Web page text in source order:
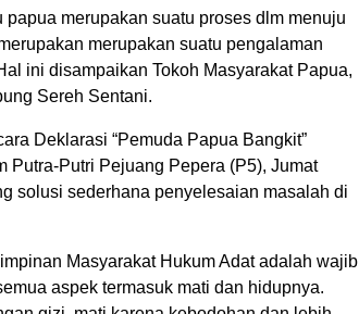
merupakan suatu proses dlm menuju
merupakan suatu pengalaman
ini disampaikan Tokoh Masyarakat Papua,
Sereh Sentani.
Deklarasi “Pemuda Papua Bangkit”
Putra-Putri Pejuang Pepera (P5), Jumat
solusi sederhana penyelesaian masalah di
Masyarakat Hukum Adat adalah wajib
aspek termasuk mati dan hidupnya.